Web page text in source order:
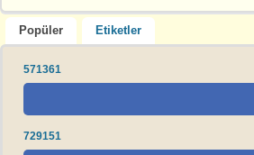
Popüler Etiketler
571361
729151